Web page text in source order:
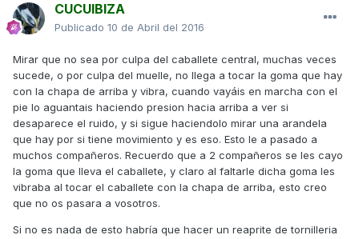
CUCUIBIZA
Publicado 10 de Abril del 2016
Mirar que no sea por culpa del caballete central, muchas veces
sucede, o por culpa del muelle, no llega a tocar la goma que hay
con la chapa de arriba y vibra, cuando vayáis en marcha con el
pie lo aguantais haciendo presion hacia arriba a ver si
desaparece el ruido, y si sigue haciendolo mirar una arandela
que hay por si tiene movimiento y es eso. Esto le a pasado a
muchos compañeros. Recuerdo que a 2 compañeros se les cayo
la goma que lleva el caballete, y claro al faltarle dicha goma les
vibraba al tocar el caballete con la chapa de arriba, esto creo
que no os pasara a vosotros.
Si no es nada de esto habría que hacer un reaprite de tornilleria